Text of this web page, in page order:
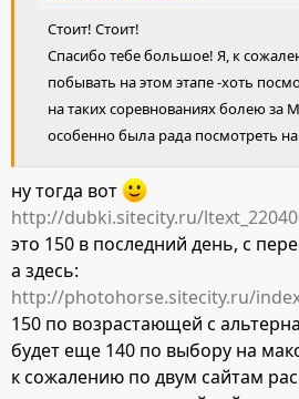
Стоит! Стоит!
Спасибо тебе большое! Я, к
побывать на этом этапе -хоть
на таких соревнованиях болею за
особенно была рада посмотреть
ну тогда вот
http://dubki.sitecity.ru/
это 150 в последний день, с
а здесь:
http://photohorse.sitecity.ru/
150 по возрастающей с
будет еще 140 по выбору на
к сожалению по двум сайтам